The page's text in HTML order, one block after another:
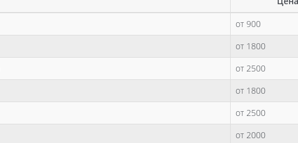
от 900
от 1800
от 2500
от 1800
от 2500
от 2000